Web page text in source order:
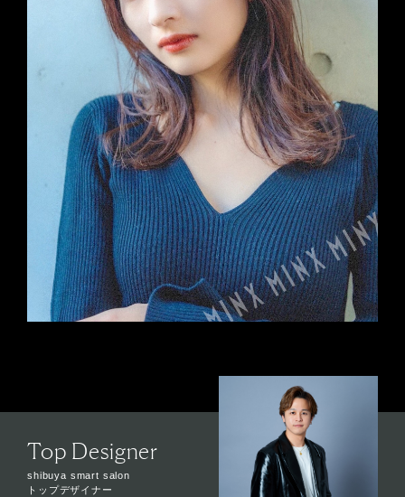
Top Designer
shibuya smart salon
トップデザイナー